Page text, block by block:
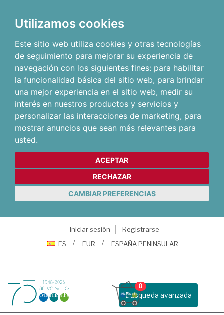
Utilizamos cookies
Este sitio web utiliza cookies y otras tecnologías
de seguimiento para mejorar su experiencia de
navegación con los siguientes fines: para habilitar
la funcionalidad básica del sitio web, para brindar
una mejor experiencia en el sitio web, medir su
interés en nuestros productos y servicios y
personalizar las interacciones de marketing, para
mostrar anuncios que sean más relevantes para
usted.
ACEPTAR
RECHAZAR
CAMBIAR PREFERENCIAS
Iniciar sesión
Registrarse
ES
EUR ESPAÑA PENINSULAR
Busqueda avanzada
0